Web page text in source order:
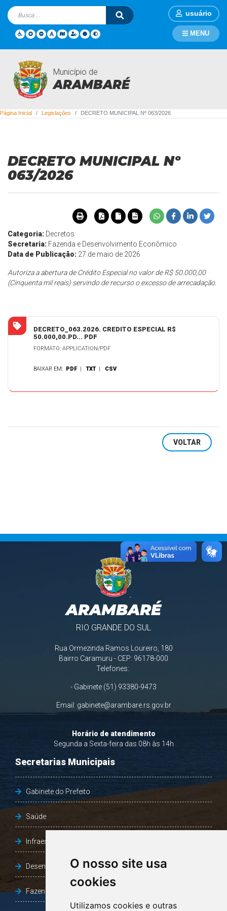
O nosso site usa
cookies
Utilizamos cookies e outras
usuário
Município de
ARAMBARÉ
MENU
Legislações
Página Inicial Legislações DECRETO MUNICIPAL Nº 063/2026
DECRETO MUNICIPAL Nº
063/2026
Categoria: Decretos
Secretaria: Fazenda e Desenvolvimento Econômico
Data de Publicação: 27 de maio de 2026
Autoriza a abertura de Crédito Especial no valor de R$ 50.000,00
(Cinquenta mil reais) servindo de recurso o excesso de arrecadação.
DECRETO_063.2026. CREDITO ESPECIAL R$
50.000,00.PD... PDF
FORMATO: APPLICATION/PDF
BAIXAR EM: PDF |TXT | CSV
VOLTAR
ARAMBARÉ
RIO GRANDE DO SUL
Rua Ormezinda Ramos Loureiro, 180
Bairro Caramuru - CEP: 96178-000
Telefones:
- Gabinete (51) 93380-9473
Email: gabinete@arambare.rs.gov.br
Horário de atendimento
Segunda a Sexta-feira das 08h às 14h
Secretarias Municipais
Gabinete do Prefeito
Saúde
Infraestrutura, Agricultura e Meio Ambiente
Desenvolvimento Social
Fazenda e Desenvolvimento Econômico